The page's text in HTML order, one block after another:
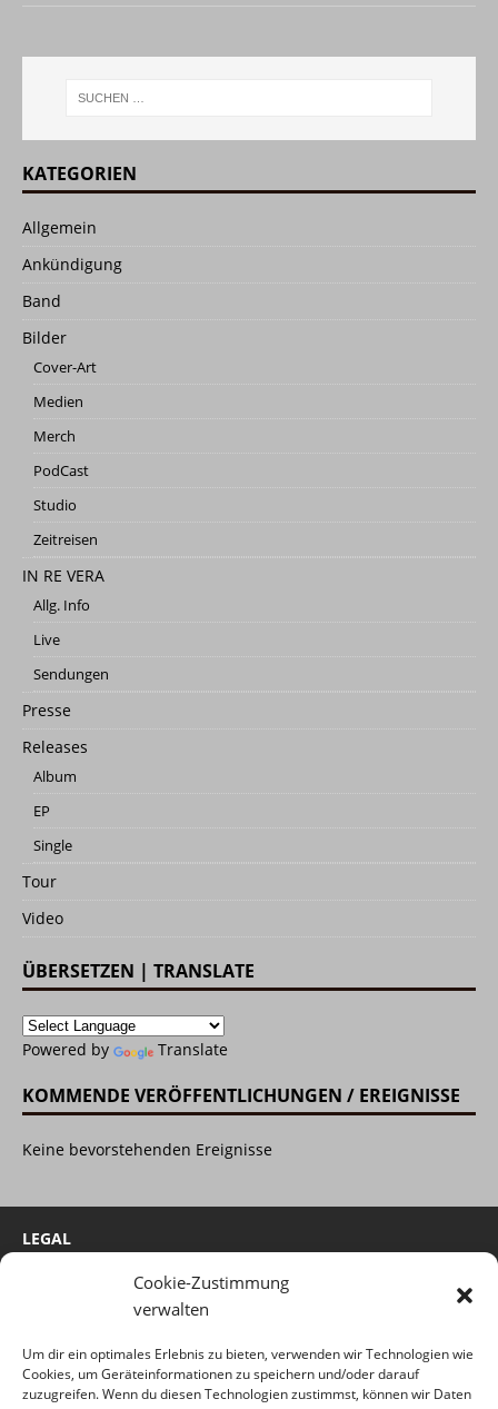
Cookie-Zustimmung
verwalten
Um dir ein optimales Erlebnis zu bieten, verwenden wir Technologien wie
Cookies, um Geräteinformationen zu speichern und/oder darauf
zuzugreifen. Wenn du diesen Technologien zustimmst, können wir Daten
KATEGORIEN
Allgemein
Ankündigung
Band
Bilder
Cover-Art
Medien
Merch
PodCast
Studio
Zeitreisen
IN RE VERA
Allg. Info
Live
Sendungen
Presse
Releases
Album
EP
Single
Tour
Video
ÜBERSETZEN | TRANSLATE
Powered by Translate
KOMMENDE VERÖFFENTLICHUNGEN / EREIGNISSE
Keine bevorstehenden Ereignisse
LEGAL
Haftungsausschluss
Datenschutzerklärung